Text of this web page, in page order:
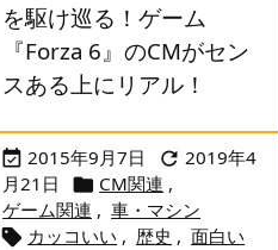
を駆け巡る！ゲーム
『Forza 6』のCMがセン
スある上にリアル！
 2015年9月7日  2019年4
月21日
 CM関連 ,
ゲーム関連 , 車・マシン
 カッコいい , 歴史 , 面白い